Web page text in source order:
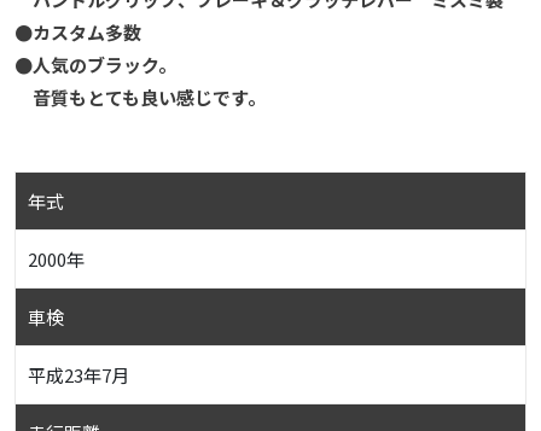
●カスタム多数
●人気のブラック。
音質もとても良い感じです。
年式
2000年
車検
平成23年7月